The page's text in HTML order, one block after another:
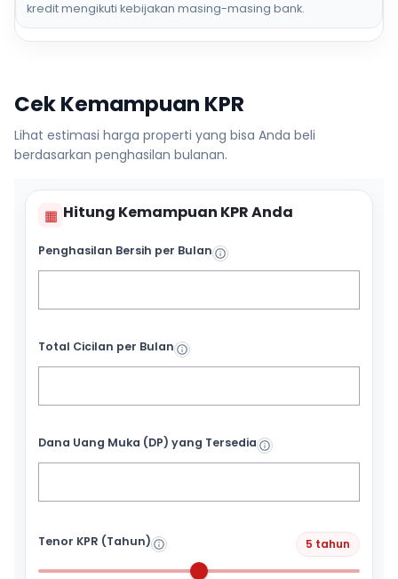
kredit mengikuti kebijakan masing-masing bank.
Cek Kemampuan KPR
Lihat estimasi harga properti yang bisa Anda beli
berdasarkan penghasilan bulanan.
▦ Hitung Kemampuan KPR Anda
Penghasilan Bersih per Bulan
Total Cicilan per Bulan
Dana Uang Muka (DP) yang Tersedia
Tenor KPR (Tahun) 5 tahun